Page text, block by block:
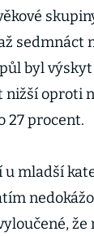
sedmnáct
byl
oproti
27 procent.
u mladší
že